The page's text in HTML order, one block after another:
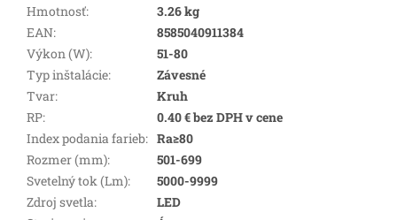
Hmotnosť:
3.26 kg
EAN:
8585040911384
Výkon (W):
51-80
Typ inštalácie:
Závesné
Tvar:
Kruh
RP:
0.40 € bez DPH v cene
Index podania farieb: Ra≥80
Rozmer (mm):
501-699
Svetelný tok (Lm):
5000-9999
Zdroj svetla:
LED